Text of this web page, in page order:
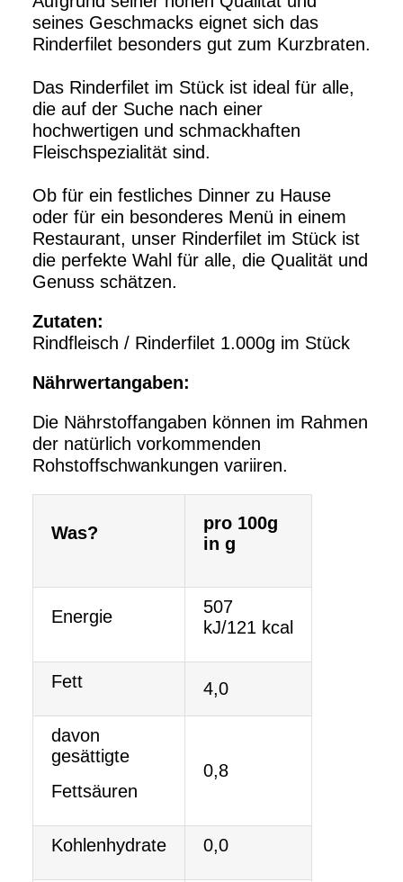
seines Geschmacks eignet sich das
Rinderfilet besonders gut zum Kurzbraten.
Das Rinderfilet im Stück ist ideal für alle,
die auf der Suche nach einer
hochwertigen und schmackhaften
Fleischspezialität sind.
Ob für ein festliches Dinner zu Hause
oder für ein besonderes Menü in einem
Restaurant, unser Rinderfilet im Stück ist
die perfekte Wahl für alle, die Qualität und
Genuss schätzen.
Zutaten:
Rindfleisch / Rinderfilet 1.000g im Stück
Nährwertangaben:
Die Nährstoffangaben können im Rahmen
der natürlich vorkommenden
Rohstoffschwankungen variiren.
Was?
pro 100g
in g
Energie
507
kJ/121 kcal
Fett 4,0
davon
gesättigte
Fettsäuren
0,8
Kohlenhydrate 0,0